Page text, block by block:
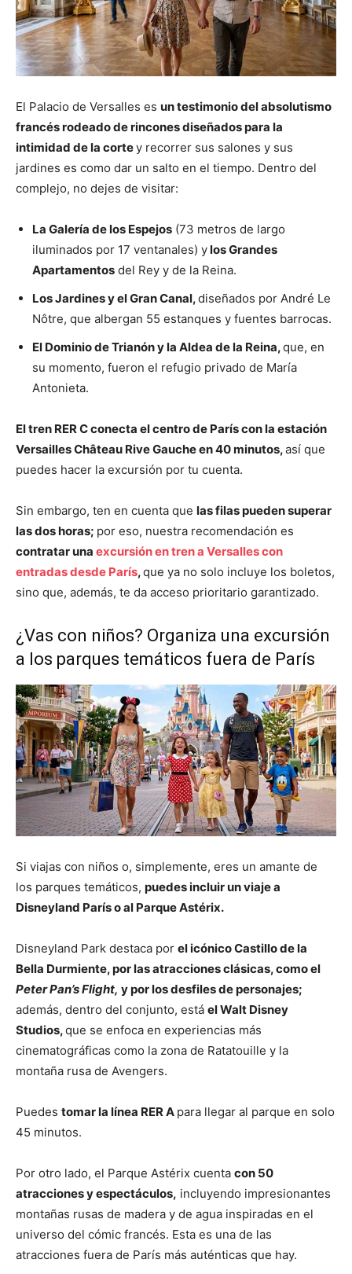
El Palacio de Versalles es un testimonio del absolutismo
francés rodeado de rincones diseñados para la
intimidad de la cortey recorrer sus salones y sus
jardines es como dar un salto en el tiempo. Dentro del
complejo, no dejes de visitar:
La Galería de los Espejos (73 metros de largo
iluminados por 17 ventanales) ylos Grandes
Apartamentos del Rey y de la Reina.
Los Jardines y el Gran Canal,diseñados por André Le
Nôtre, que albergan 55 estanques y fuentes barrocas.
El Dominio de Trianón y la Aldea de la Reina,que, en
su momento, fueron el refugio privado de María
Antonieta.
El tren RER C conecta el centro de París con la estación
Versailles Château Rive Gauche en 40 minutos,así que
puedes hacer la excursión por tu cuenta.
Sin embargo, ten en cuenta que las filas pueden superar
las dos horas; por eso, nuestra recomendación es
contratar una excursión en tren a Versalles con
entradas desde París,que ya no solo incluye los boletos,
sino que, además, te da acceso prioritario garantizado.
¿Vas con niños? Organiza una excursión
a los parques temáticos fuera de París
Si viajas con niños o, simplemente, eres un amante de
los parques temáticos, puedes incluir un viaje a
Disneyland París o al Parque Astérix.
Disneyland Park destaca por el icónico Castillo de la
Bella Durmiente, por las atracciones clásicas, como el
Peter Pan’s Flight, y por los desfiles de personajes;
además, dentro del conjunto, está el Walt Disney
Studios,que se enfoca en experiencias más
cinematográficas como la zona de Ratatouille y la
montaña rusa de Avengers.
Puedes tomar la línea RER A para llegar al parque en solo
45 minutos.
Por otro lado, el Parque Astérix cuenta con 50
atracciones y espectáculos, incluyendo impresionantes
montañas rusas de madera y de agua inspiradas en el
universo del cómic francés. Esta es una de las
atracciones fuera de París más auténticas que hay.